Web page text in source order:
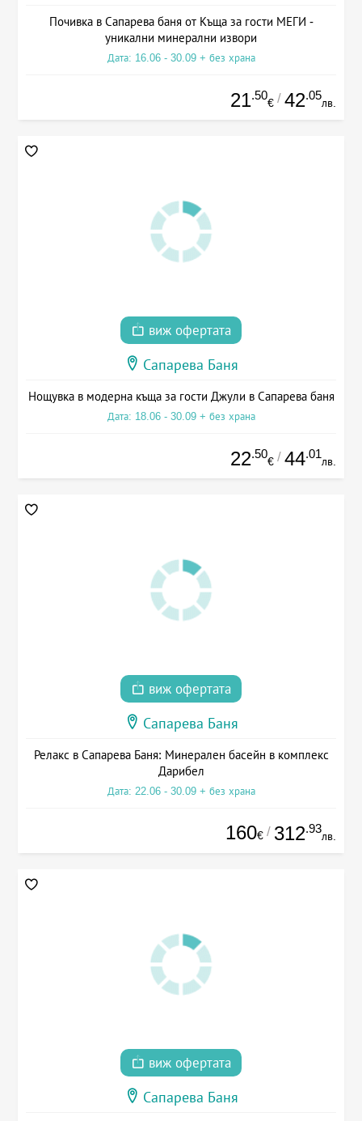
Почивка в Сапарева баня от Къща за гости МЕГИ -
уникални минерални извори
Дата: 16.06 - 30.09 + без храна
21.50
€ / 42.05
лв.
виж офертата
Сапарева Баня
Нощувка в модерна къща за гости Джули в Сапарева баня
Дата: 18.06 - 30.09 + без храна
22.50
€ / 44.01
лв.
виж офертата
Сапарева Баня
Релакс в Сапарева Баня: Минерален басейн в комплекс
Дарибел
Дата: 22.06 - 30.09 + без храна
160€ / 312.93
лв.
виж офертата
Сапарева Баня